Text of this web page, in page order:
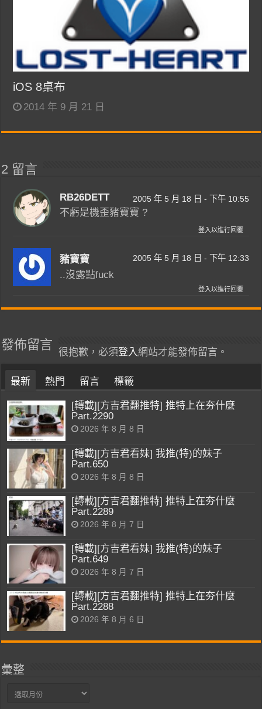
iOS 8桌布
2014 年 9 月 21 日
2 留言
RB26DETT 2005 年 5 月 18 日 - 下午 10:55
不虧是機歪豬寶寶 ?
登入以進行回覆
豬寶寶 2005 年 5 月 18 日 - 下午 12:33
..沒露點fuck
登入以進行回覆
發佈留言
很抱歉，必須登入網站才能發佈留言。
最新 熱門 留言 標籤
[轉載][方吉君翻推特] 推特上在夯什麼
Part.2290
2026 年 8 月 8 日
[轉載][方吉君看妹] 我推(特)的妹子
Part.650
2026 年 8 月 8 日
[轉載][方吉君翻推特] 推特上在夯什麼
Part.2289
2026 年 8 月 7 日
[轉載][方吉君看妹] 我推(特)的妹子
Part.649
2026 年 8 月 7 日
[轉載][方吉君翻推特] 推特上在夯什麼
Part.2288
2026 年 8 月 6 日
彙整
彙